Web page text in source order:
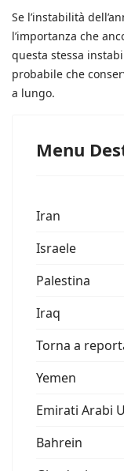
Se l’instabilità
l’importanza che
questa stessa
probabile che
a lungo.
Menu
Iran
Israele
Palestina
Iraq
Torna a
Yemen
Emirati Arabi
Bahrein